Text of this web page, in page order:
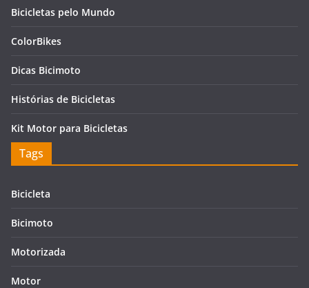
Bicicletas pelo Mundo
ColorBikes
Dicas Bicimoto
Histórias de Bicicletas
Kit Motor para Bicicletas
Tags
Bicicleta
Bicimoto
Motorizada
Motor